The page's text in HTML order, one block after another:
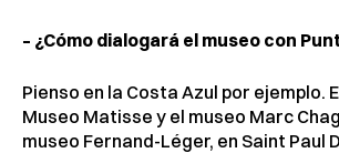
– ¿Cómo dialogará el museo con
Pienso en la Costa Azul por ejemplo.
Museo Matisse y el museo Marc
museo Fernand-Léger, en Saint Paul